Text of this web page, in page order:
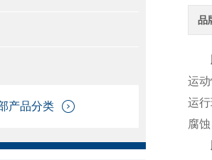
产品分类
品
运
运
腐